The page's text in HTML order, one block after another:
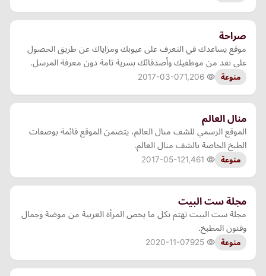
صراحة
موقع يساعدك في التعرف على عيوبك ومزاياك عن طريق الحصول
على نقد من موظفيك وأصدقائك بسرية تامة دون معرفة المرسل.
منوعة 2017-03-07
منال العالم
الموقع الرسمي للشف منال العالم، يتضمن الموقع قائمة بوصفات
الطبخ الخاصة بالشف منال العالم.
منوعة 2017-05-12
مجلة ست البيت
مجلة ست البيت تهتم بكل ما يخص المرأة العربية من موضة وجمال
وفنون المطبخ.
منوعة 2020-11-07